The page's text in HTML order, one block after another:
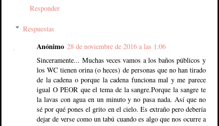
Responder
Respuestas
Anónimo 28 de noviembre de 2016 a las 1:06
Sinceramente... Muchas veces vamos a los baños públicos y
los WC tienen orina (o heces) de personas que no han tirado
de la cadena o porque la cadena funciona mal y me parece
igual O PEOR que el tema de la sangre.Porque la sangre te
la lavas con agua en un minuto y no pasa nada. Así que no
sé por qué pones el grito en el cielo. Es extraño pero debería
dejar de verse como un tabú cuando es algo que nos ocurre a